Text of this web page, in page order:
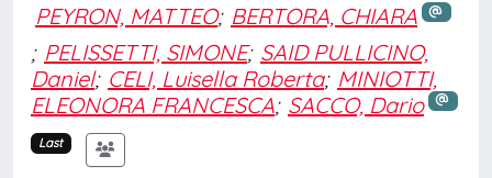
PEYRON, MATTEO; BERTORA, CHIARA
; PELISSETTI, SIMONE; SAID PULLICINO,
Daniel; CELI, Luisella Roberta; MINIOTTI,
ELEONORA FRANCESCA; SACCO, Dario
Last